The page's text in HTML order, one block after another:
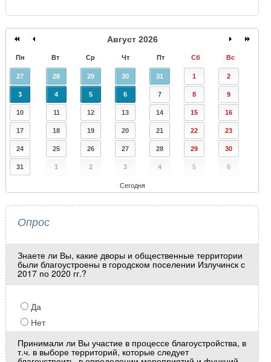
Август 2026
Пн Вт Ср Чт Пт Сб Вс
27 28 29 30 31 1 2
3 4 5 6 7 8 9
10 11 12 13 14 15 16
17 18 19 20 21 22 23
24 25 26 27 28 29 30
31 1 2 3 4 5 6
Сегодня
Опрос
Знаете ли Вы, какие дворы и общественные территории
были благоустроены в городском поселении Излучинск с
2017 по 2020 гг.?
Да
Нет
Принимали ли Вы участие в процессе благоустройства, в
т.ч. в выборе территорий, которые следует